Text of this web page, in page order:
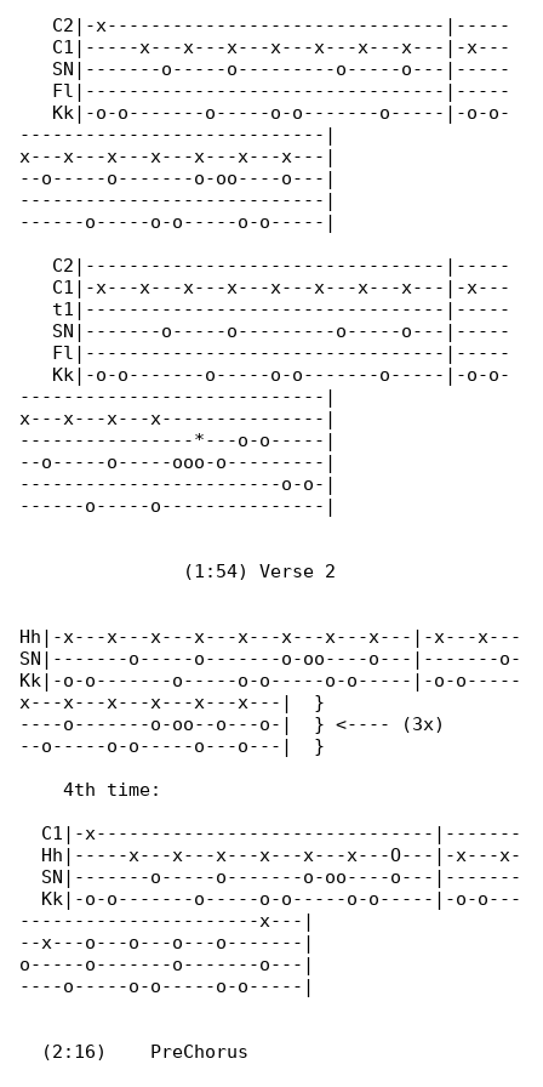
   C2|-x-------------------------------|-----
   C1|-----x---x---x---x---x---x---x---|-x---
   SN|-------o-----o---------o-----o---|-----
   Fl|---------------------------------|-----
   Kk|-o-o-------o-----o-o-------o-----|-o-o-
----------------------------|
x---x---x---x---x---x---x---|
--o-----o-------o-oo----o---|
----------------------------|
------o-----o-o-----o-o-----|
   C2|---------------------------------|-----
   C1|-x---x---x---x---x---x---x---x---|-x---
   t1|---------------------------------|-----
   SN|-------o-----o---------o-----o---|-----
   Fl|---------------------------------|-----
   Kk|-o-o-------o-----o-o-------o-----|-o-o-
----------------------------|
x---x---x---x---------------|
----------------*---o-o-----|
--o-----o-----ooo-o---------|
------------------------o-o-|
------o-----o---------------|
               (1:54) Verse 2
Hh|-x---x---x---x---x---x---x---x---|-x---x---
SN|-------o-----o-------o-oo----o---|-------o-
Kk|-o-o-------o-----o-o-----o-o-----|-o-o-----
x---x---x---x---x---x---|  }
----o-------o-oo--o---o-|  } <---- (3x)
--o-----o-o-----o---o---|  }
    4th time:
  C1|-x-------------------------------|-------
  Hh|-----x---x---x---x---x---x---O---|-x---x-
  SN|-------o-----o-------o-oo----o---|-------
  Kk|-o-o-------o-----o-o-----o-o-----|-o-o---
----------------------x---|
--x---o---o---o---o-------|
o-----o-------o-------o---|
----o-----o-o-----o-o-----|
  (2:16)    PreChorus